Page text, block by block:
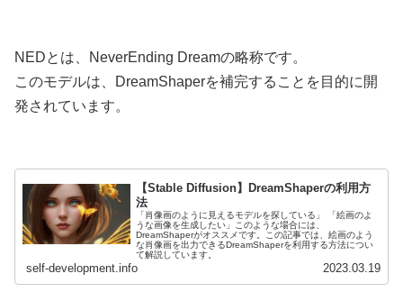
NEDとは、NeverEnding Dreamの略称です。
このモデルは、DreamShaperを補完することを目的に開
発されています。
【Stable Diffusion】DreamShaperの利用方
法
「肖像画のように見えるモデルを探している」 「絵画のよ
うな画像を生成したい」このような場合には、
DreamShaperがオススメです。この記事では、絵画のよう
な肖像画を出力できるDreamShaperを利用する方法につい
て解説しています。
self-development.info 2023.03.19